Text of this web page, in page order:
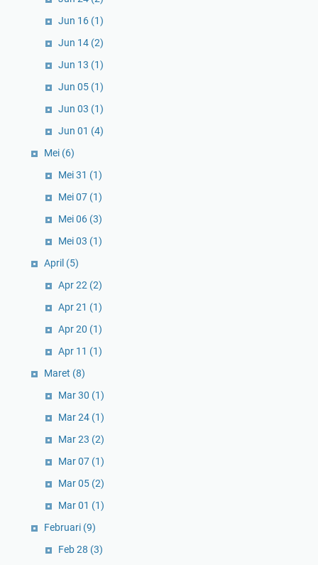
Jun 16 (1)
Jun 14 (2)
Jun 13 (1)
Jun 05 (1)
Jun 03 (1)
Jun 01 (4)
Mei (6)
Mei 31 (1)
Mei 07 (1)
Mei 06 (3)
Mei 03 (1)
April (5)
Apr 22 (2)
Apr 21 (1)
Apr 20 (1)
Apr 11 (1)
Maret (8)
Mar 30 (1)
Mar 24 (1)
Mar 23 (2)
Mar 07 (1)
Mar 05 (2)
Mar 01 (1)
Februari (9)
Feb 28 (3)